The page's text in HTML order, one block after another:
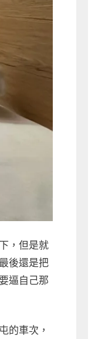
，但是就
後還是把
逼自己那
的車次，